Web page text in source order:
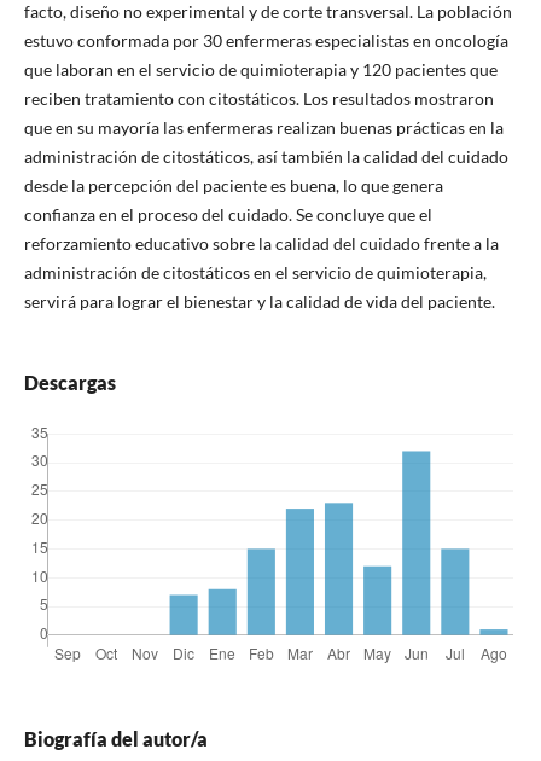
facto, diseño no experimental y de corte transversal. La población
estuvo conformada por 30 enfermeras especialistas en oncología
que laboran en el servicio de quimioterapia y 120 pacientes que
reciben tratamiento con citostáticos. Los resultados mostraron
que en su mayoría las enfermeras realizan buenas prácticas en la
administración de citostáticos, así también la calidad del cuidado
desde la percepción del paciente es buena, lo que genera
confianza en el proceso del cuidado. Se concluye que el
reforzamiento educativo sobre la calidad del cuidado frente a la
administración de citostáticos en el servicio de quimioterapia,
servirá para lograr el bienestar y la calidad de vida del paciente.
Descargas
Biografía del autor/a